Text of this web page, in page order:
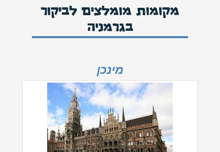
מקומות מומלצים לביקור
בגרמניה
מינכן